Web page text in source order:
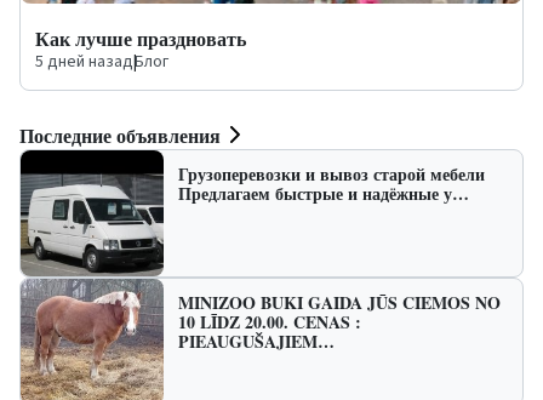
Как лучше праздновать
5 дней назад|Блог
Последние объявления
Грузоперевозки и вывоз старой мебели
Предлагаем быстрые и надёжные у…
MINIZOO BUKI GAIDA JŪS CIEMOS NO
10 LĪDZ 20.00. CENAS :
PIEAUGUŠAJIEM…